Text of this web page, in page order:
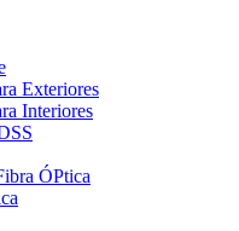
Exteriores
Interiores
ÓPtica